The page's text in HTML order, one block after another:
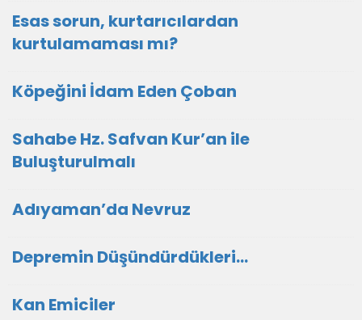
Esas sorun, kurtarıcılardan
kurtulamaması mı?
Köpeğini İdam Eden Çoban
Sahabe Hz. Safvan Kur’an ile
Buluşturulmalı
Adıyaman’da Nevruz
Depremin Düşündürdükleri…
Kan Emiciler